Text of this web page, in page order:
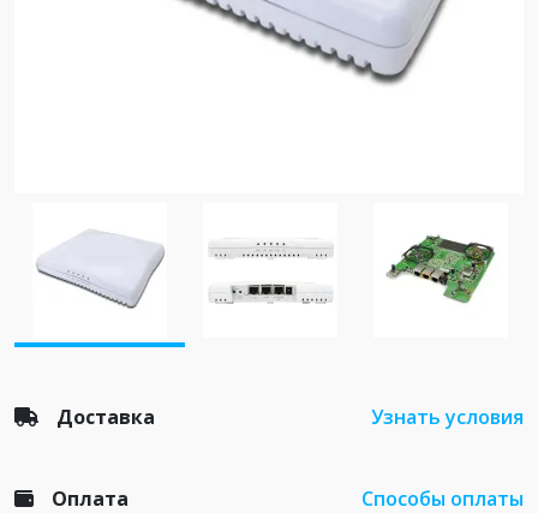
Доставка Узнать условия
Оплата Способы оплаты